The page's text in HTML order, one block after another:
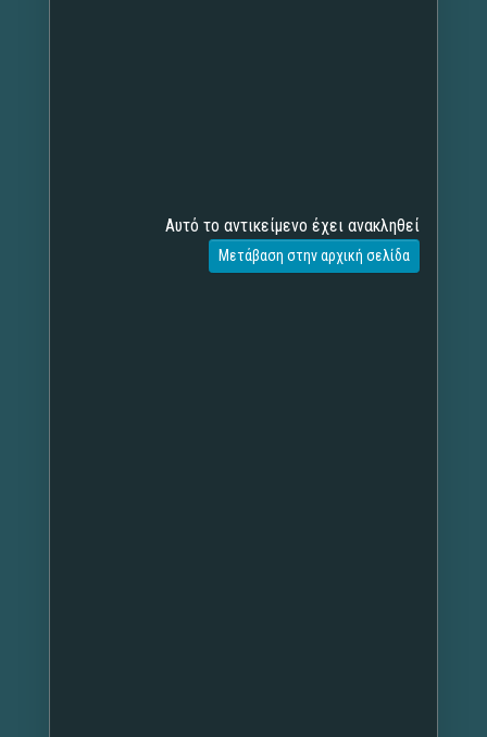
Αυτό το αντικείμενο έχει ανακληθεί
Μετάβαση στην αρχική σελίδα